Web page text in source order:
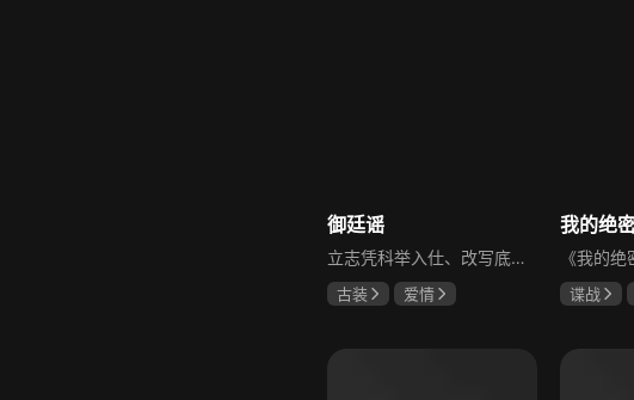
御廷谣
立志凭科举入仕、改写底层命运的孤女孟廷辉因意外结识微服私访的少年新帝英寡，二人联手铲除沙州官匪，英寡赏识其胆识智谋，暗中助力她赴京赶考。孟廷辉入京后遭科举舞弊构陷，凭智勇自证清白，被英寡破格任命为察闻院主事，清查虎啸帮、晚香阁等黑恶势力，逐步牵出血月会复国阴谋与朝堂权斗。二人从君臣知己渐生情愫，历经身世谜团、朝堂阻力与边境战乱，最终平定叛乱、整肃朝纲，携手共护江山万民。
古装
爱情
谍战